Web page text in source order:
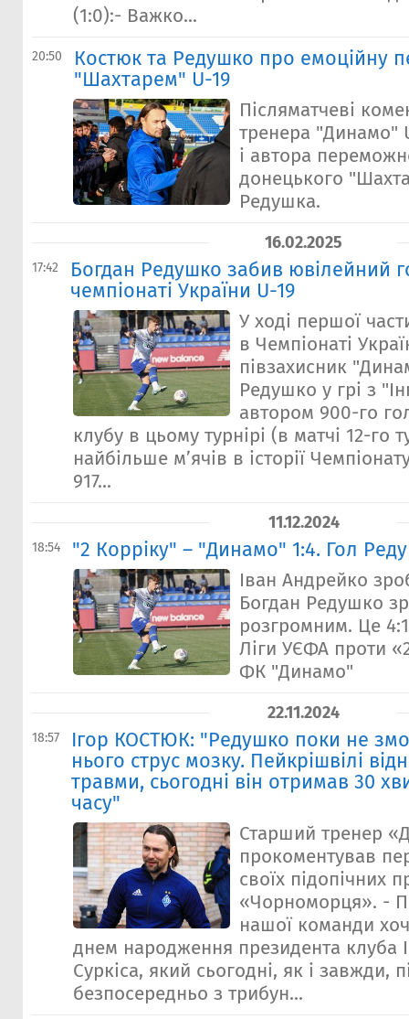
(1:0):- Важко...
20:50
Костюк та Редушко про емоційну
"Шахтарем" U-19
Післяматчеві
тренера "Динамо"
і автора
донецького
Редушка.
16.02.2025
17:42
Богдан Редушко забив ювілейний
чемпіонаті України U-19
У ході першої
в Чемпіонаті
півзахисник
Редушко у грі з
автором 900-го
клубу в цьому турнірі (в матчі 12-го
найбільше м’ячів в історії
917...
11.12.2024
18:54 "2 Корріку" – "Динамо" 1:4. Гол
Іван Андрейко
Богдан Редушко
розгромним. Це
Ліги УЄФА проти
ФК "Динамо"
22.11.2024
18:57
Iгор КОСТЮК: "Редушко поки не
нього струс мозку. Пейкрішвілі
травми, сьогодні він отримав 30
часу"
Старший тренер
прокоментував
своїх підопічних
«Чорноморця». -
нашої команди
днем народження президента клуба
Суркіса, який сьогодні, як і завжди,
безпосередньо з трибун...